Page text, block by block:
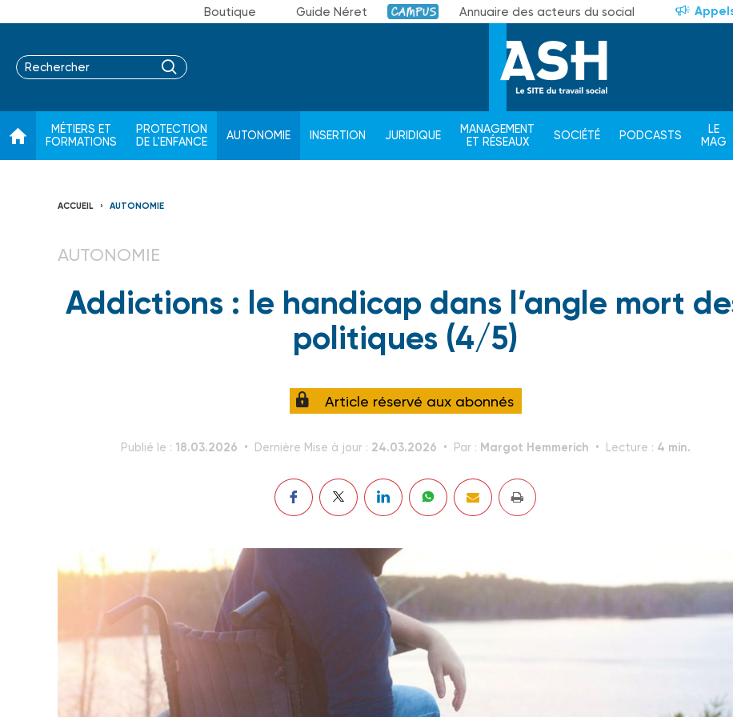
Boutique Guide Néret Campus Annuaire des acteurs du social
MÉTIERS ET
FORMATIONS
PROTECTION
DE L'ENFANCE
AUTONOMIE INSERTION JURIDIQUE
MANAGEMENT
ET RÉSEAUX
SOCIÉTÉ PODCASTS
LE
MAG
ACCUEIL AUTONOMIE
AUTONOMIE
Addictions : le handicap dans l’angle mort
politiques (4/5)
Article réservé aux abonnés
Publié le : 18.03.2026 Dernière Mise à jour : 24.03.2026 Par : Margot Hemmerich Lecture : 4 min.